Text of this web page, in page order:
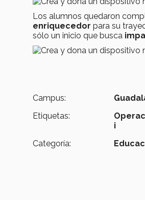
Los alumnos quedaron
enriquecedor para su
sólo un inicio que busca
Campus:
Etiquetas:
i
Categoría: